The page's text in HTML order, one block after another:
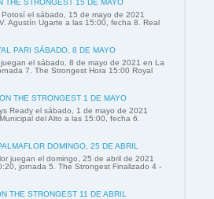
THE STRONGEST 15 DE MAYO
el sábado, 15 de mayo de 2021
Agustín Ugarte a las 15:00, fecha 8. Real
PARI SÁBADO, 8 DE MAYO
el sábado, 8 de mayo de 2021 en La
7. The Strongest Hora 15:00 Royal
THE STRONGEST 1 DE MAYO
Ready el sábado, 1 de mayo de 2021
del Alto a las 15:00, fecha 6.
DOMINGO, 25 DE ABRIL
juegan el domingo, 25 de abril de 2021
jornada 5. The Strongest Finalizado 4 -
THE STRONGEST 11 DE ABRIL